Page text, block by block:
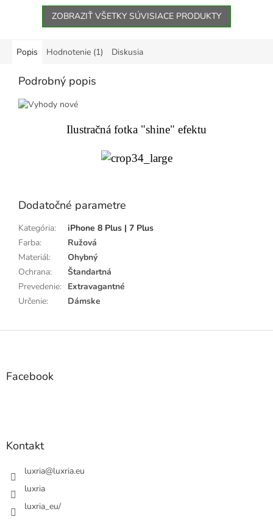
hviezdičiek.
hviezdičiek.
ZOBRAZIŤ VŠETKY SÚVISIACE PRODUKTY
Popis Hodnotenie (1) Diskusia
Podrobný popis
Ilustračná fotka "shine" efektu
Dodatočné parametre
Kategória:
iPhone 8 Plus | 7 Plus
Farba:
Ružová
Materiál:
Ohybný
Ochrana:
Štandartná
Prevedenie: Extravagantné
Určenie: Dámske
Z
Facebook
Kontakt
luxria@luxria.eu
luxria
luxria_eu/